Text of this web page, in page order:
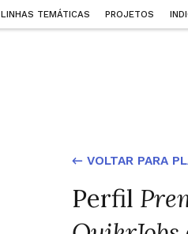
LINHAS TEMÁTICAS PROJETOS
← VOLTAR PARA
Perfil